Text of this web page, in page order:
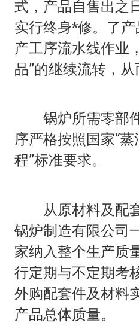
式，产品自售出之
实行终身*修。了
产工序流水线作业
品”的继续流转，
锅炉所需零部件
序严格按照国家“
程”标准要求。
从原材料及配套
锅炉制造有限公司
家纳入整个生产质
行定期与不定期考
外购配套件及材料
产品总体质量。